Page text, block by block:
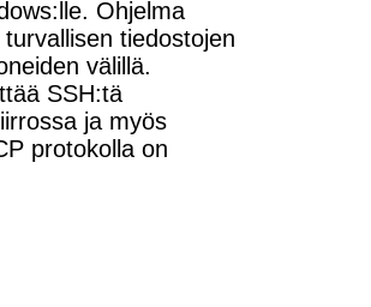
Ohjelma
tiedostojen
välillä.
SSH:tä
ja myös
protokolla on